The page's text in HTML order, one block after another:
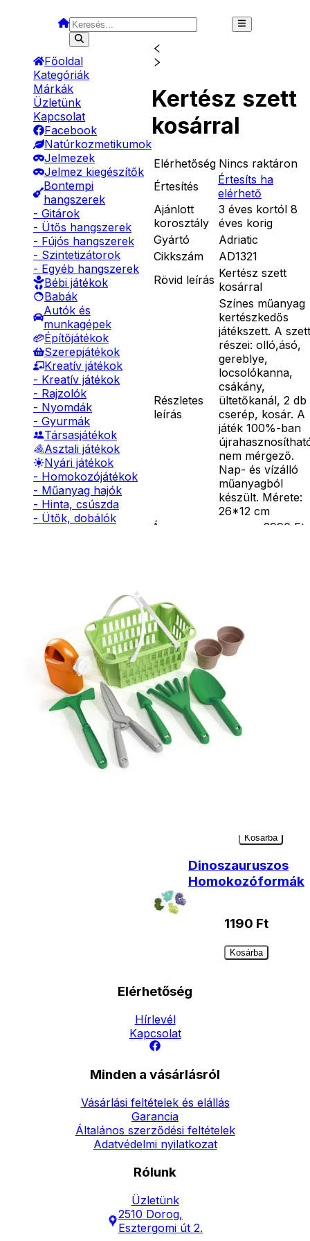
Főoldal
Kategóriák
Márkák
Üzletünk
Kapcsolat
Facebook
Natúrkozmetikumok
Jelmezek
Jelmez kiegészítők
Bontempi
hangszerek
- Gitárok
- Ütős hangszerek
- Fújós hangszerek
- Szintetizátorok
- Egyéb hangszerek
Bébi játékok
Babák
Autók és
munkagépek
Építőjátékok
Szerepjátékok
Kreatív játékok
- Kreatív játékok
- Rajzolók
- Nyomdák
- Gyurmák
Társasjátékok
Asztali játékok
Nyári játékok
- Homokozójátékok
- Műanyag hajók
- Hinta, csúszda
- Ütők, dobálók
Kertész szett
kosárral
Elérhetőség Nincs raktáron
Értesítés
Értesíts ha
elérhető
Ajánlott
korosztály
3 éves kortól 8
éves korig
Gyártó
Adriatic
Cikkszám
AD1321
Rövid leírás Kertész szett
kosárral
Részletes
leírás
Színes műanyag
kertészkedős
játékszett. A szett
részei: olló,ásó,
gereblye,
locsolókanna,
csákány,
ültetőkanál, 2 db
cserép, kosár. A
játék 100%-ban
nem mérgező.
Nap- és vízálló
műanyagból
készült. Mérete:
26*12 cm
Ár
2990 Ft
forinttól
- Személyes átvétel:
ingyenesen
Kiegészítő
termékek
Kosárba
Dinoszauruszos
Homokozóformák
1190 Ft
Kosárba
Elérhetőség
Hírlevél
Kapcsolat
Minden a vásárlásról
Vásárlási feltételek és elállás
Garancia
Általános szerződési feltételek
Adatvédelmi nyilatkozat
Rólunk
Üzletünk
2510 Dorog,
Esztergomi út 2.